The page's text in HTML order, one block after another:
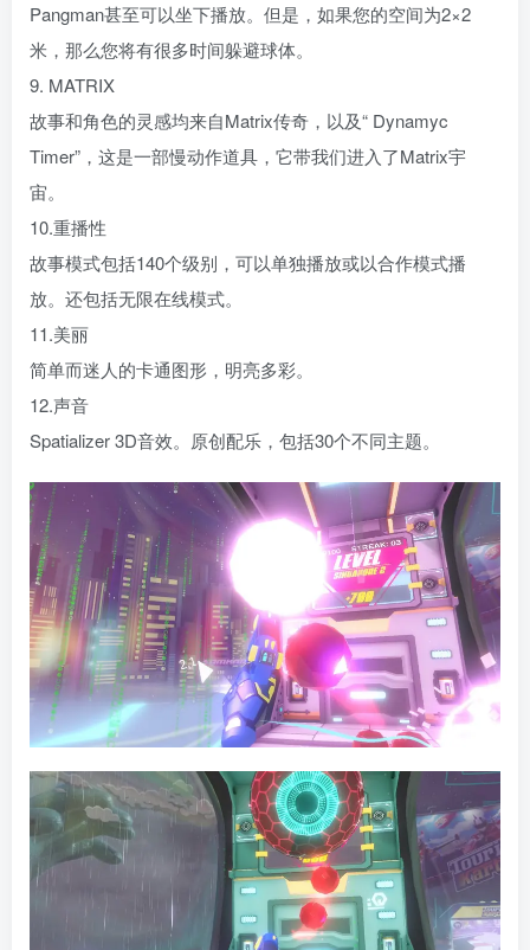
Pangman甚至可以坐下播放。但是，如果您的空间为2×2
米，那么您将有很多时间躲避球体。
9. MATRIX
故事和角色的灵感均来自Matrix传奇，以及“ Dynamyc
Timer”，这是一部慢动作道具，它带我们进入了Matrix宇
宙。
10.重播性
故事模式包括140个级别，可以单独播放或以合作模式播
放。还包括无限在线模式。
11.美丽
简单而迷人的卡通图形，明亮多彩。
12.声音
Spatializer 3D音效。原创配乐，包括30个不同主题。